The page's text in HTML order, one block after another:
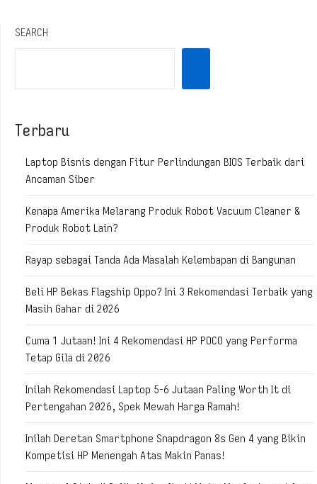
SEARCH
Terbaru
Laptop Bisnis dengan Fitur Perlindungan BIOS Terbaik dari
Ancaman Siber
Kenapa Amerika Melarang Produk Robot Vacuum Cleaner &
Produk Robot Lain?
Rayap sebagai Tanda Ada Masalah Kelembapan di Bangunan
Beli HP Bekas Flagship Oppo? Ini 3 Rekomendasi Terbaik yang
Masih Gahar di 2026
Cuma 1 Jutaan! Ini 4 Rekomendasi HP POCO yang Performa
Tetap Gila di 2026
Inilah Rekomendasi Laptop 5-6 Jutaan Paling Worth It di
Pertengahan 2026, Spek Mewah Harga Ramah!
Inilah Deretan Smartphone Snapdragon 8s Gen 4 yang Bikin
Kompetisi HP Menengah Atas Makin Panas!